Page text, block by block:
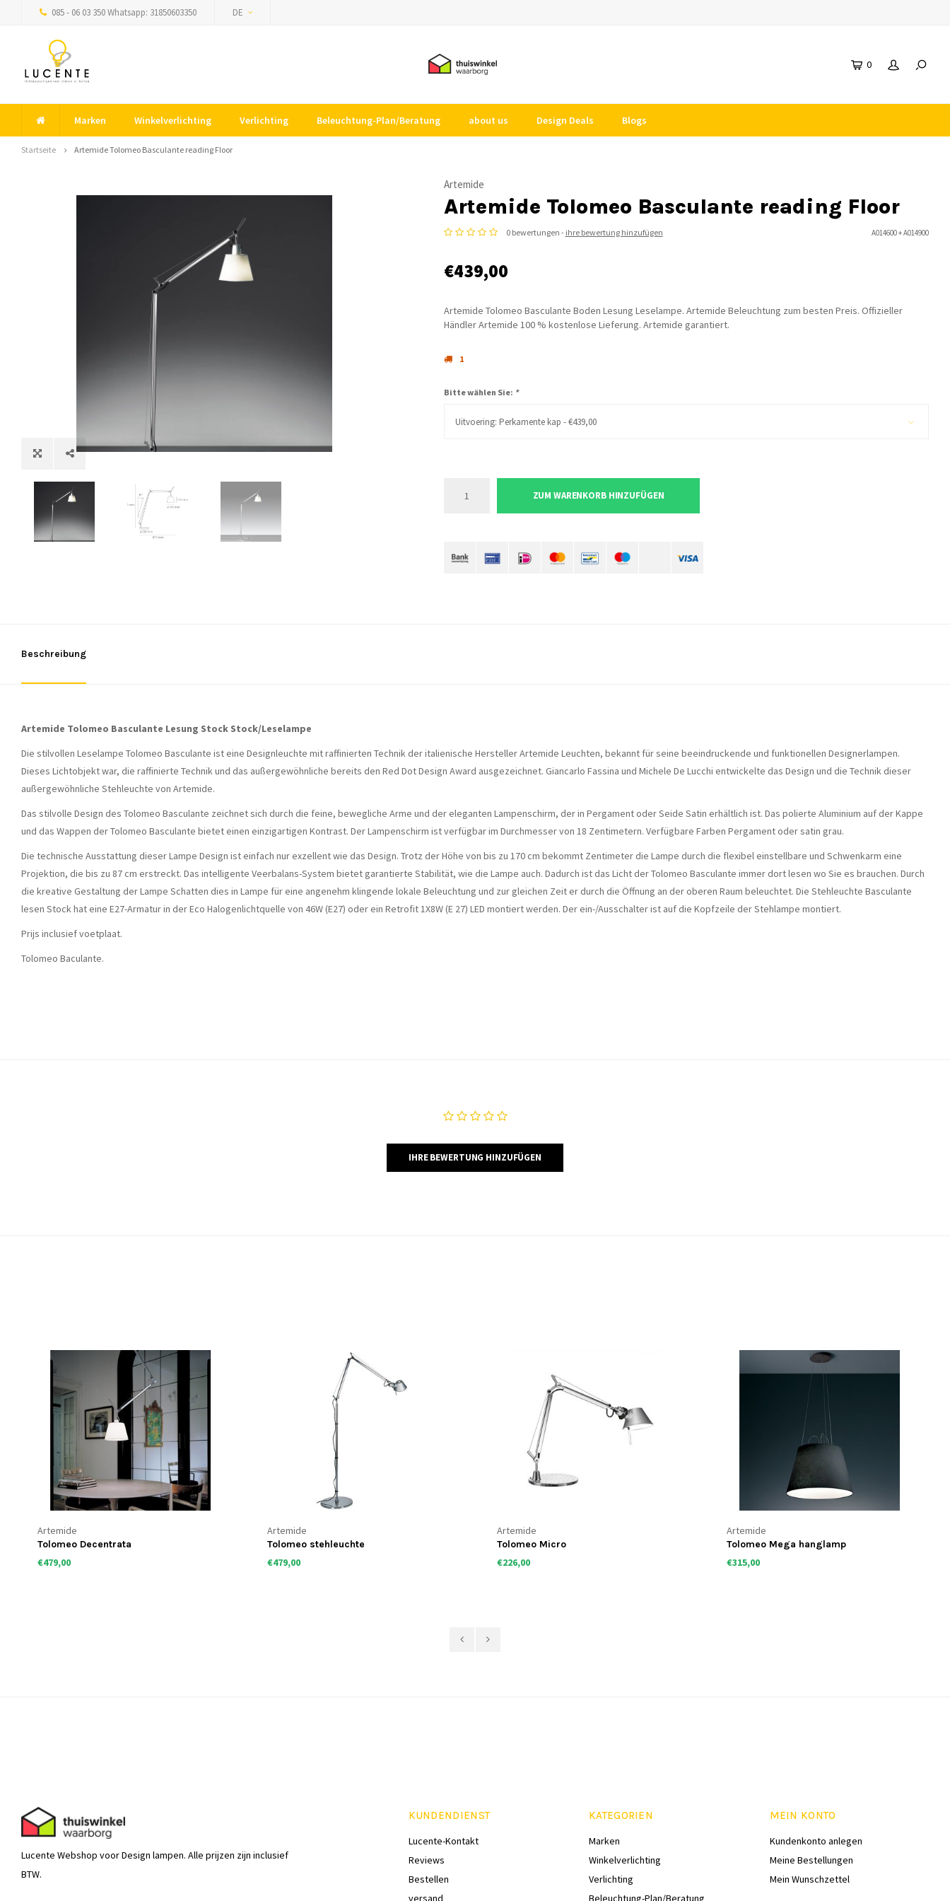
085 - 06 03 350 Whatsapp: 31850603350 DE
0
Marken Winkelverlichting Verlichting Beleuchtung-Plan/Beratung about us Design Deals Blogs
Startseite Artemide Tolomeo Basculante reading Floor
Artemide
Artemide Tolomeo Basculante reading Floor
0 bewertungen - ihre bewertung hinzufügen A014600 + A014900
€439,00
Artemide Tolomeo Basculante Boden Lesung Leselampe. Artemide Beleuchtung zum besten Preis. Offizieller
Händler Artemide 100 % kostenlose Lieferung. Artemide garantiert.
1
Bitte wählen Sie: *
Uitvoering: Perkamente kap - €439,00
ZUM WARENKORB HINZUFÜGEN
Beschreibung
Artemide Tolomeo Basculante Lesung Stock Stock/Leselampe
Die stilvollen Leselampe Tolomeo Basculante ist eine Designleuchte mit raffinierten Technik der italienische Hersteller Artemide Leuchten, bekannt für seine beeindruckende und funktionellen Designerlampen.
Dieses Lichtobjekt war, die raffinierte Technik und das außergewöhnliche bereits den Red Dot Design Award ausgezeichnet. Giancarlo Fassina und Michele De Lucchi entwickelte das Design und die Technik dieser
außergewöhnliche Stehleuchte von Artemide.
Das stilvolle Design des Tolomeo Basculante zeichnet sich durch die feine, bewegliche Arme und der eleganten Lampenschirm, der in Pergament oder Seide Satin erhältlich ist. Das polierte Aluminium auf der Kappe
und das Wappen der Tolomeo Basculante bietet einen einzigartigen Kontrast. Der Lampenschirm ist verfügbar im Durchmesser von 18 Zentimetern. Verfügbare Farben Pergament oder satin grau.
Die technische Ausstattung dieser Lampe Design ist einfach nur exzellent wie das Design. Trotz der Höhe von bis zu 170 cm bekommt Zentimeter die Lampe durch die flexibel einstellbare und Schwenkarm eine
Projektion, die bis zu 87 cm erstreckt. Das intelligente Veerbalans-System bietet garantierte Stabilität, wie die Lampe auch. Dadurch ist das Licht der Tolomeo Basculante immer dort lesen wo Sie es brauchen. Durch
die kreative Gestaltung der Lampe Schatten dies in Lampe für eine angenehm klingende lokale Beleuchtung und zur gleichen Zeit er durch die Öffnung an der oberen Raum beleuchtet. Die Stehleuchte Basculante
lesen Stock hat eine E27-Armatur in der Eco Halogenlichtquelle von 46W (E27) oder ein Retrofit 1X8W (E 27) LED montiert werden. Der ein-/Ausschalter ist auf die Kopfzeile der Stehlampe montiert.
Prijs inclusief voetplaat.
Tolomeo Baculante.
IHRE BEWERTUNG HINZUFÜGEN
Artemide
Tolomeo Decentrata
€479,00
Artemide
Tolomeo stehleuchte
€479,00
Artemide
Tolomeo Micro
€226,00
Artemide
Tolomeo Mega hanglamp
€315,00
Lucente Webshop voor Design lampen. Alle prijzen zijn inclusief
BTW.
KUNDENDIENST
Lucente-Kontakt
Reviews
Bestellen
versand
KATEGORIEN
Marken
Winkelverlichting
Verlichting
Beleuchtung-Plan/Beratung
MEIN KONTO
Kundenkonto anlegen
Meine Bestellungen
Mein Wunschzettel